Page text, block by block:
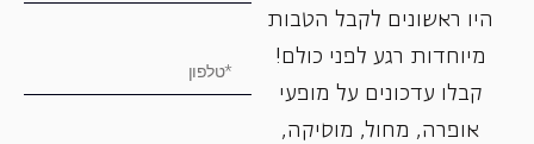
היו ראשונים לקבל הטבות
מיוחדות רגע לפני כולם!
קבלו עדכונים על מופעי
אופרה, ‏מחול, ‏מוסיקה,